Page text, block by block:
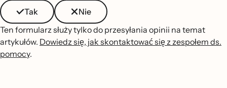
Tak
Nie
Ten formularz służy tylko do przesyłania opinii na temat
artykułów. Dowiedz się, jak skontaktować się z zespołem ds.
pomocy.